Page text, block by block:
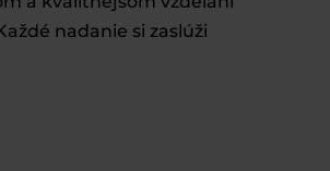
nadanie si zaslúži